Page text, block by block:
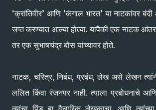
‘क्रांतिवीर’ आणि ‘कंगाल भारत’ या नाटकांवर
जप्त करण्यात आल्या होत्या. यापैकी एक नाटक
तर एक सुभाषचंद्र बोस यांच्यावर होते.
नाटक, चरित्र, निबंध, प्रबंध, लेख असे लेखन
ललित किंवा रंजनपर नाही. त्याला प्रबोधनाचे